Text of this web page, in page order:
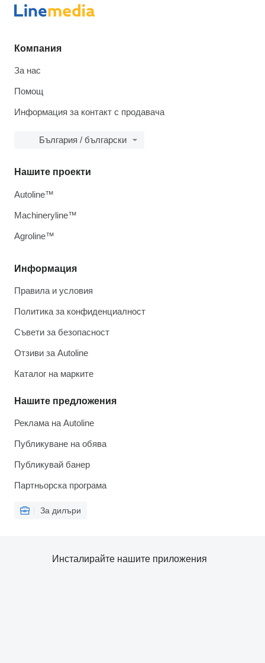
Компания
За нас
Помощ
Информация за контакт с продавача
България / български
Информация
Правила и условия
Политика за конфиденциалност
Съвети за безопасност
Отзиви за Autoline
Каталог на марките
Нашите предложения
Реклама на Autoline
Публикуване на обява
Публикувай банер
Партньорска програма
За дилъри
Нашите проекти
Autoline™
Machineryline™
Agroline™
Инсталирайте нашите приложения